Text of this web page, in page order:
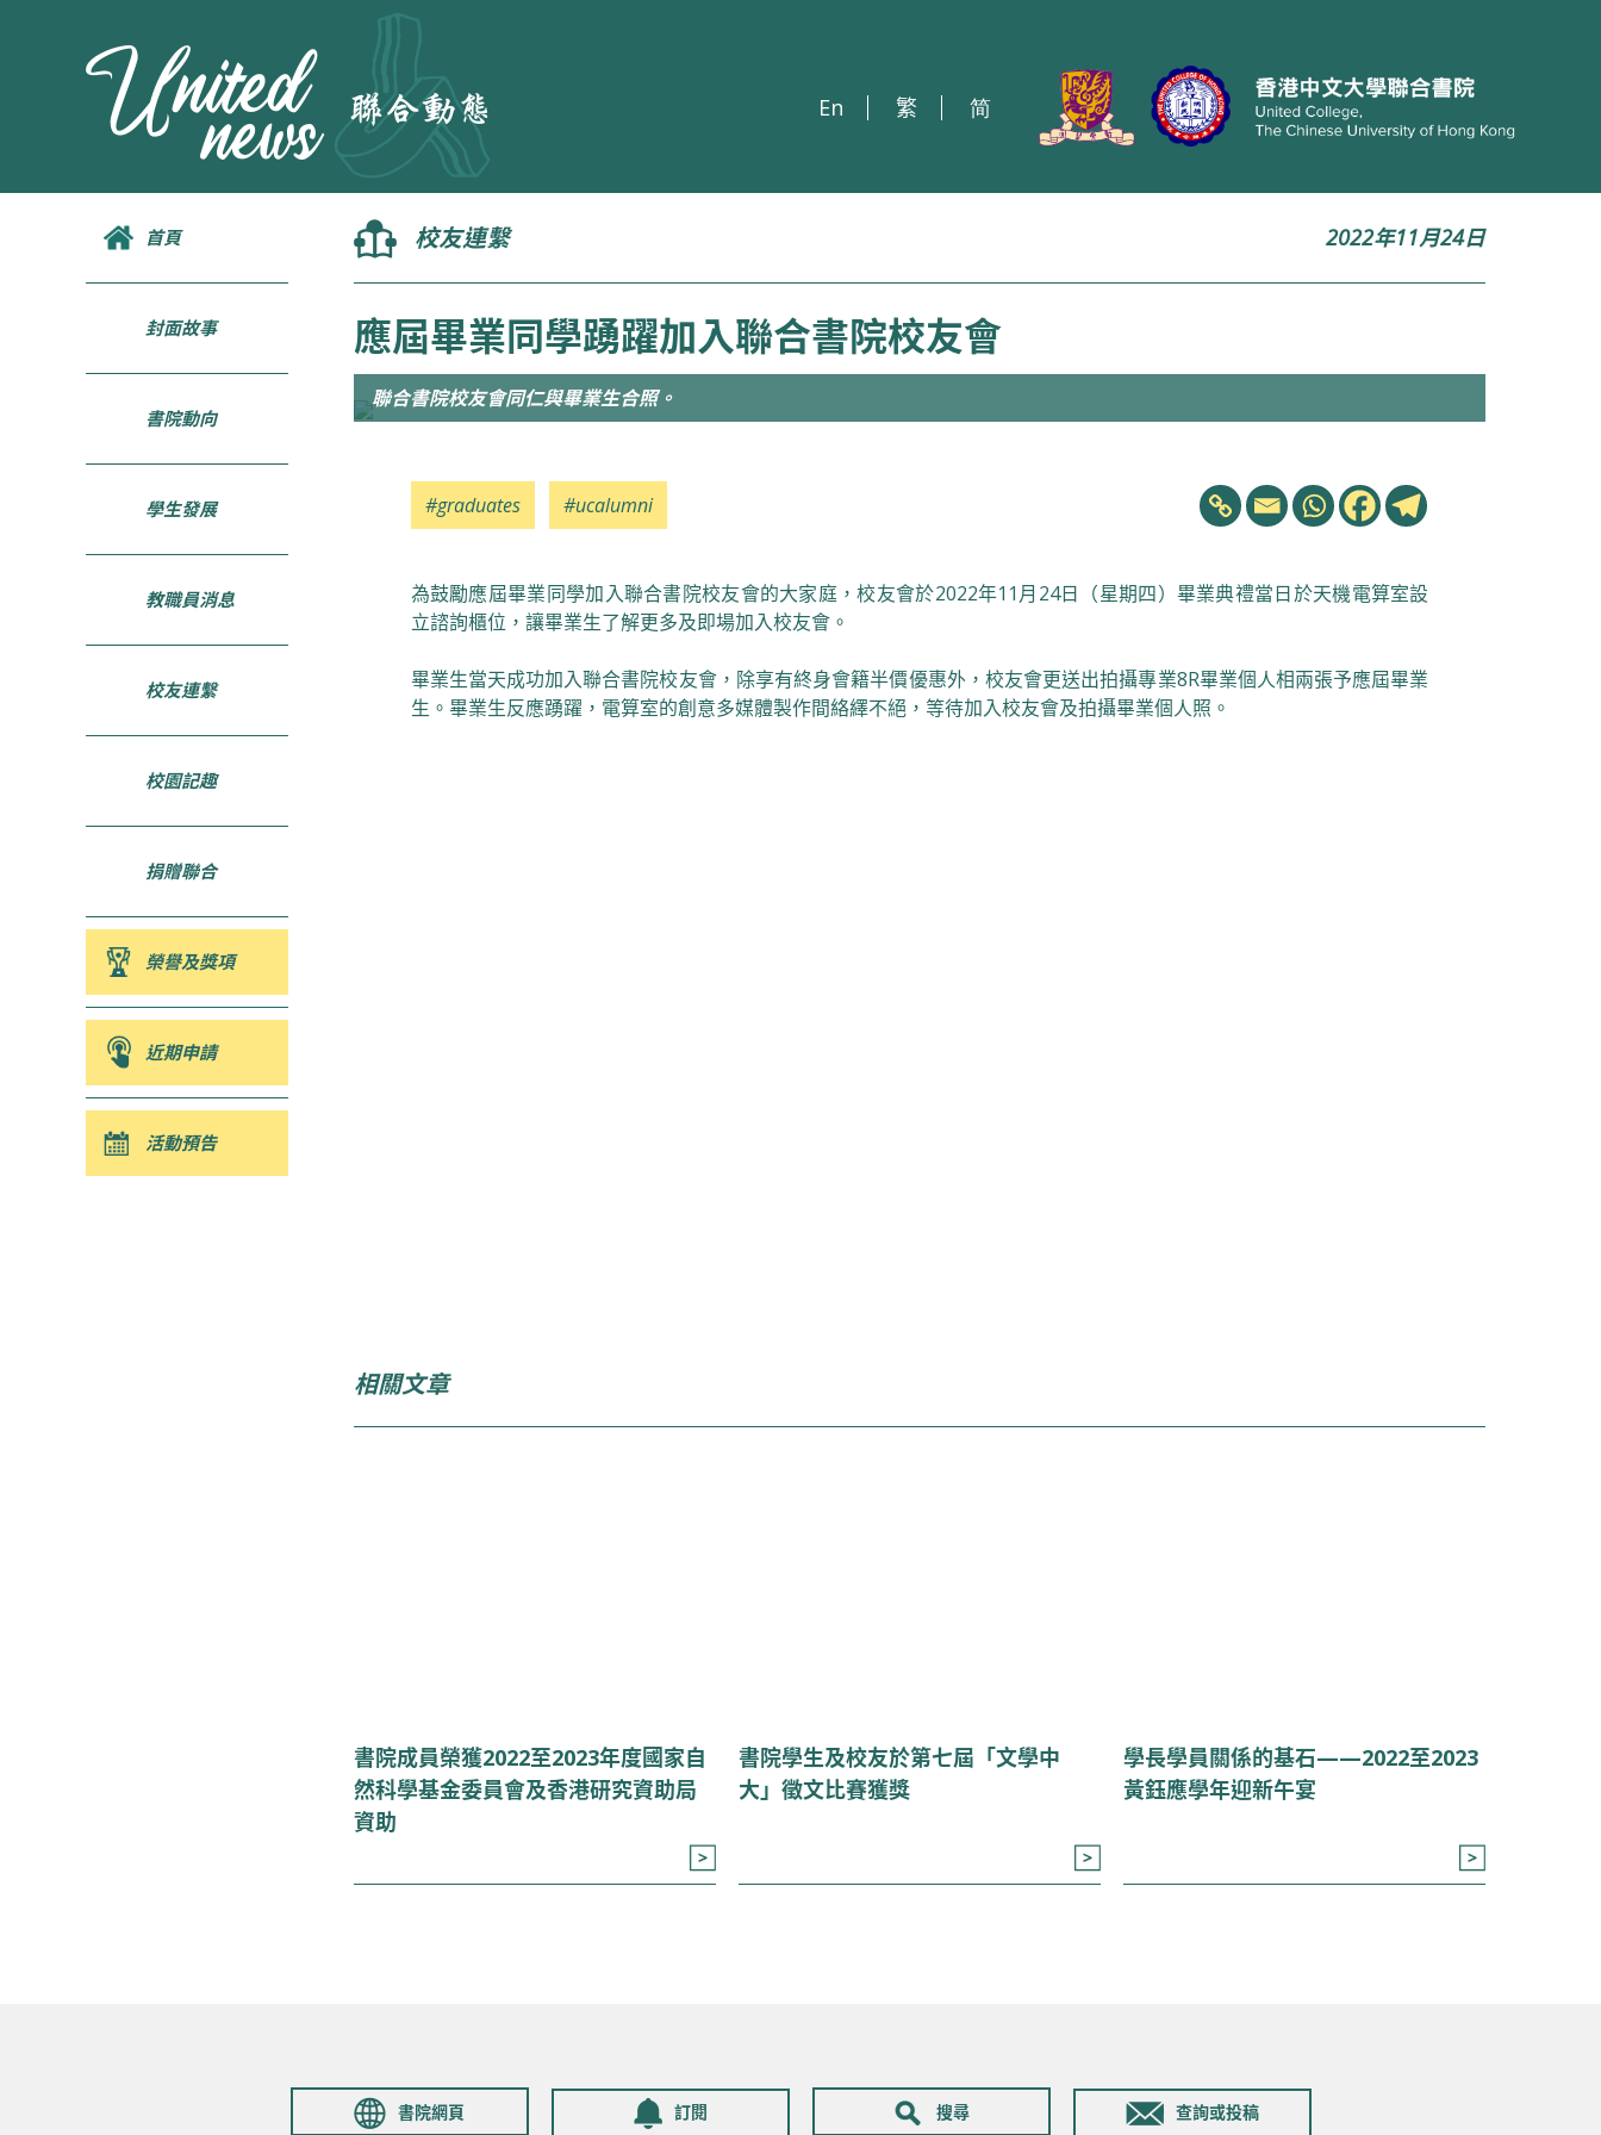
En 繁 简
首頁
封面故事
書院動向
學生發展
教職員消息
校友連繫
校園記趣
捐贈聯合
榮譽及獎項
近期申請
活動預告
校友連繫 2022年11月24日
應屆畢業同學踴躍加入聯合書院校友會
聯合書院校友會同仁與畢業生合照。
#graduates #ucalumni
為鼓勵應屆畢業同學加入聯合書院校友會的大家庭，校友會於2022年11月24日（星期四）畢業典禮當日於天機電算室設
立諮詢櫃位，讓畢業生了解更多及即場加入校友會。
畢業生當天成功加入聯合書院校友會，除享有終身會籍半價優惠外，校友會更送出拍攝專業8R畢業個人相兩張予應屆畢業
生。畢業生反應踴躍，電算室的創意多媒體製作間絡繹不絕，等待加入校友會及拍攝畢業個人照。
相關文章
書院成員榮獲2022至2023年度國家自
然科學基金委員會及香港研究資助局
資助
書院學生及校友於第七屆「文學中
大」徵文比賽獲獎
學長學員關係的基石——2022至2023
黃鈺應學年迎新午宴
書院網頁 訂閱 搜尋 查詢或投稿